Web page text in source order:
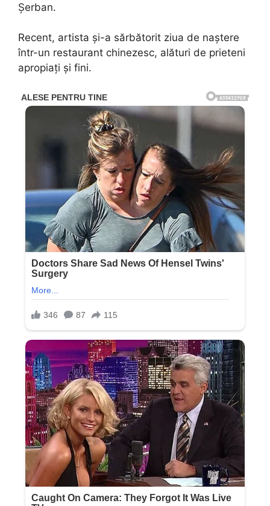
Șerban.
Recent, artista și-a sărbătorit ziua de naștere
într-un restaurant chinezesc, alături de prieteni
apropiați și fini.